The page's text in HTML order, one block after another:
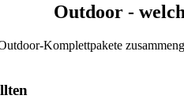
Outdoor -
Komplettpakete